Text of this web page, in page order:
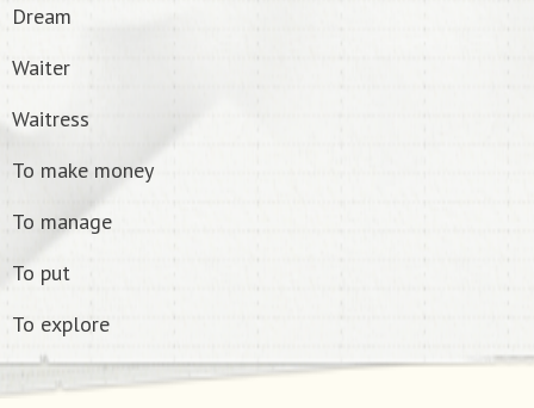
Dream
Waiter
Waitress
To make money
To manage
To put
To explore